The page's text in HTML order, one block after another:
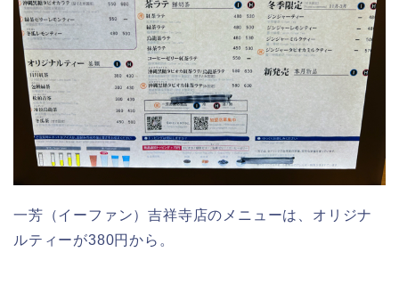
一芳（イーファン）吉祥寺店のメニューは、オリジナ
ルティーが380円から。